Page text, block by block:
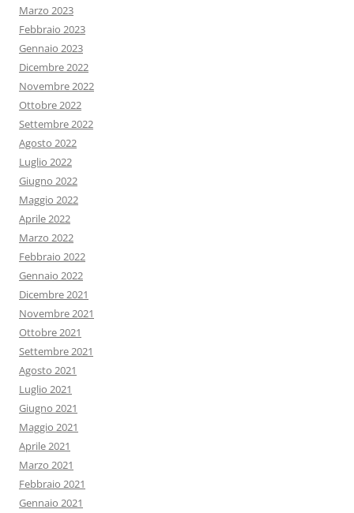
Marzo 2023
Febbraio 2023
Gennaio 2023
Dicembre 2022
Novembre 2022
Ottobre 2022
Settembre 2022
Agosto 2022
Luglio 2022
Giugno 2022
Maggio 2022
Aprile 2022
Marzo 2022
Febbraio 2022
Gennaio 2022
Dicembre 2021
Novembre 2021
Ottobre 2021
Settembre 2021
Agosto 2021
Luglio 2021
Giugno 2021
Maggio 2021
Aprile 2021
Marzo 2021
Febbraio 2021
Gennaio 2021